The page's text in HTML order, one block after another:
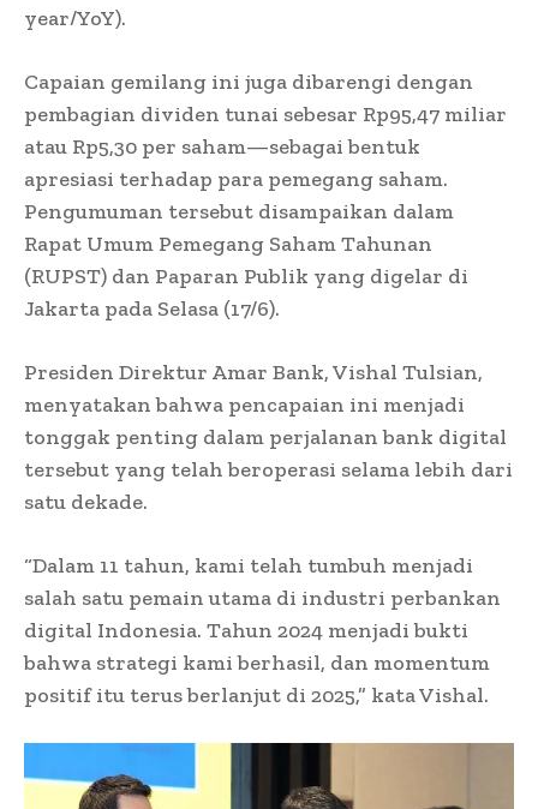
year/YoY).
Capaian gemilang ini juga dibarengi dengan
pembagian dividen tunai sebesar Rp95,47 miliar
atau Rp5,30 per saham—sebagai bentuk
apresiasi terhadap para pemegang saham.
Pengumuman tersebut disampaikan dalam
Rapat Umum Pemegang Saham Tahunan
(RUPST) dan Paparan Publik yang digelar di
Jakarta pada Selasa (17/6).
Presiden Direktur Amar Bank, Vishal Tulsian,
menyatakan bahwa pencapaian ini menjadi
tonggak penting dalam perjalanan bank digital
tersebut yang telah beroperasi selama lebih dari
satu dekade.
“Dalam 11 tahun, kami telah tumbuh menjadi
salah satu pemain utama di industri perbankan
digital Indonesia. Tahun 2024 menjadi bukti
bahwa strategi kami berhasil, dan momentum
positif itu terus berlanjut di 2025,” kata Vishal.